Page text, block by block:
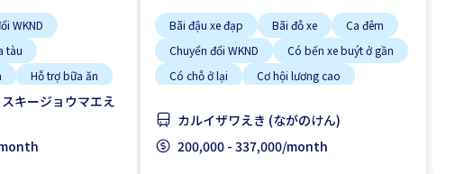
WKND
tàu
Hỗ trợ bữa ăn
cần kinh nghiệm
キージョウマエえ
Bãi đậu xe đạp Bãi đỗ xe
Ca đêm
Chuyển đổi WKND
Có bến xe buýt ở gần
Có chỗ ở lại
Cơ hội lương cao
Cơ hội thăng tiến
カルイザワえき (ながのけん)
200,000 - 337,000/month